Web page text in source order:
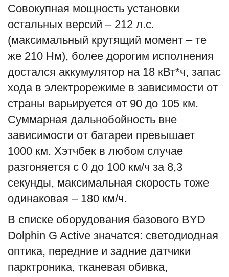
Совокупная мощность установки
остальных версий – 212 л.с.
(максимальный крутящий момент – те
же 210 Нм), более дорогим исполнения
достался аккумулятор на 18 кВт*ч, запас
хода в электрорежиме в зависимости от
страны варьируется от 90 до 105 км.
Суммарная дальнобойность вне
зависимости от батареи превышает
1000 км. Хэтчбек в любом случае
разгоняется с 0 до 100 км/ч за 8,3
секунды, максимальная скорость тоже
одинаковая – 180 км/ч.
В списке оборудования базового BYD
Dolphin G Active значатся: светодиодная
оптика, передние и задние датчики
парктроника, тканевая обивка,